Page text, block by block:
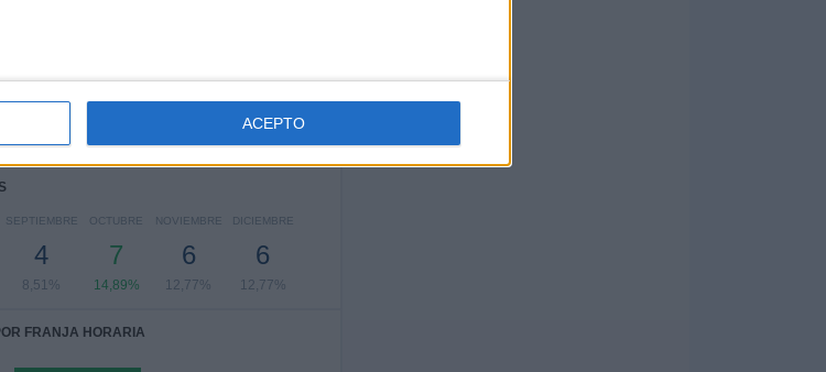
ACEPTO
25
53,19%
9
SEPTIEMBRE
4
8,51%
OCTUBRE
7
14,89%
NOVIEMBRE
6
12,77%
DICIEMBRE
6
12,77%
FRANJA HORARIA